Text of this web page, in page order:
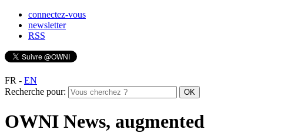
connectez-vous
newsletter
RSS
FR - EN
Recherche pour:
OWNI News, augmented